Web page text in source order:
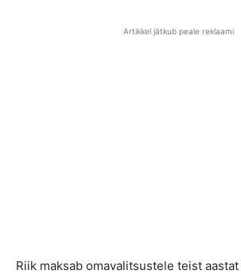
Artikkel jätkub peale reklaami
Riik maksab omavalitsustele teist